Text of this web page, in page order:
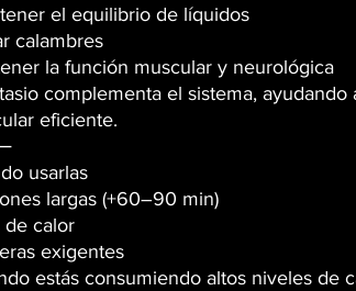
el equilibrio de líquidos
calambres
la función muscular y neurológica
complementa el sistema, ayudando
eficiente.
usarlas
largas (+60–90 min)
de calor
exigentes
estás consumiendo altos niveles de